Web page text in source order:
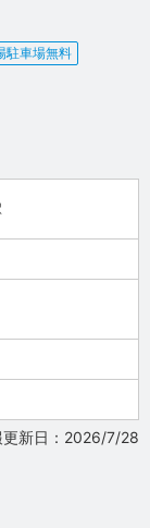
駐車場無料
更新日：2026/7/28